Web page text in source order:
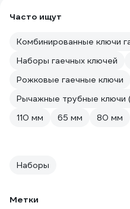
Часто ищут
Комбинированные ключи
Наборы гаечных ключей
Рожковые гаечные ключи
Рычажные трубные ключи
110 мм
65 мм 80 мм
Наборы
Метки